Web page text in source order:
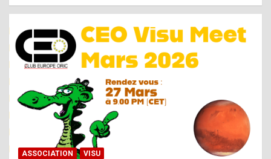
u
i
n
e
R
o
ASSOCIATION VISU